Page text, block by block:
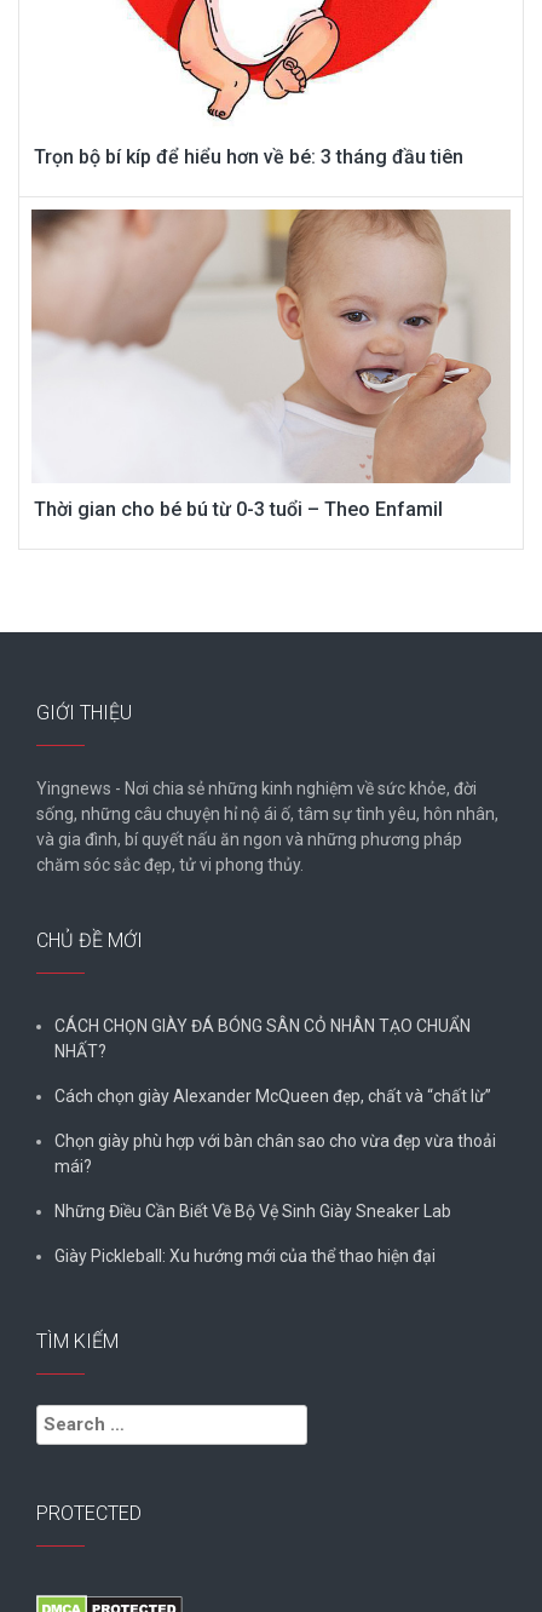
Trọn bộ bí kíp để hiểu hơn về bé: 3 tháng đầu tiên
Thời gian cho bé bú từ 0-3 tuổi – Theo Enfamil
GIỚI THIỆU
Yingnews - Nơi chia sẻ những kinh nghiệm về sức khỏe, đời
sống, những câu chuyện hỉ nộ ái ố, tâm sự tình yêu, hôn nhân,
và gia đình, bí quyết nấu ăn ngon và những phương pháp
chăm sóc sắc đẹp, tử vi phong thủy.
CHỦ ĐỀ MỚI
CÁCH CHỌN GIÀY ĐÁ BÓNG SÂN CỎ NHÂN TẠO CHUẨN
NHẤT?
Cách chọn giày Alexander McQueen đẹp, chất và “chất lừ”
Chọn giày phù hợp với bàn chân sao cho vừa đẹp vừa thoải
mái?
Những Điều Cần Biết Về Bộ Vệ Sinh Giày Sneaker Lab
Giày Pickleball: Xu hướng mới của thể thao hiện đại
TÌM KIẾM
Search
for:
PROTECTED